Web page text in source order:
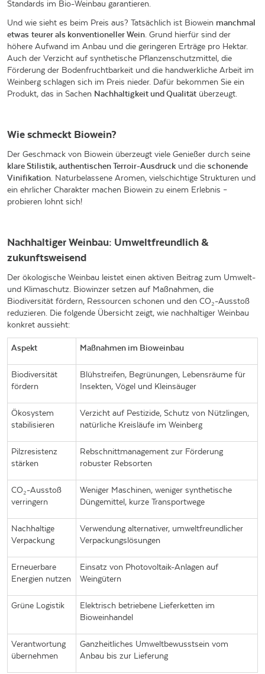
Standards im Bio-Weinbau garantieren.
Und wie sieht es beim Preis aus? Tatsächlich ist Biowein manchmal
etwas teurer als konventioneller Wein . Grund hierfür sind der
höhere Aufwand im Anbau und die geringeren Erträge pro Hektar.
Auch der Verzicht auf synthetische Pflanzenschutzmittel, die
Förderung der Bodenfruchtbarkeit und die handwerkliche Arbeit im
Weinberg schlagen sich im Preis nieder. Dafür bekommen Sie ein
Produkt, das in Sachen Nachhaltigkeit und Qualität überzeugt.
Wie schmeckt Biowein?
Der Geschmack von Biowein überzeugt viele Genießer durch seine
klare Stilistik, authentischen Terroir-Ausdruck und die schonende
Vinifikation . Naturbelassene Aromen, vielschichtige Strukturen und
ein ehrlicher Charakter machen Biowein zu einem Erlebnis –
probieren lohnt sich!
Nachhaltiger Weinbau: Umweltfreundlich &
zukunftsweisend
Der ökologische Weinbau leistet einen aktiven Beitrag zum Umwelt-
und Klimaschutz. Biowinzer setzen auf Maßnahmen, die
Biodiversität fördern, Ressourcen schonen und den CO₂-Ausstoß
reduzieren. Die folgende Übersicht zeigt, wie nachhaltiger Weinbau
konkret aussieht:
Aspekt Maßnahmen im Bioweinbau
Biodiversität
fördern
Blühstreifen, Begrünungen, Lebensräume für
Insekten, Vögel und Kleinsäuger
Ökosystem
stabilisieren
Verzicht auf Pestizide, Schutz von Nützlingen,
natürliche Kreisläufe im Weinberg
Pilzresistenz
stärken
Rebschnittmanagement zur Förderung
robuster Rebsorten
CO₂-Ausstoß
verringern
Weniger Maschinen, weniger synthetische
Düngemittel, kurze Transportwege
Nachhaltige
Verpackung
Verwendung alternativer, umweltfreundlicher
Verpackungslösungen
Erneuerbare
Energien nutzen
Einsatz von Photovoltaik-Anlagen auf
Weingütern
Grüne Logistik
Elektrisch betriebene Lieferketten im
Bioweinhandel
Verantwortung
übernehmen
Ganzheitliches Umweltbewusstsein vom
Anbau bis zur Lieferung